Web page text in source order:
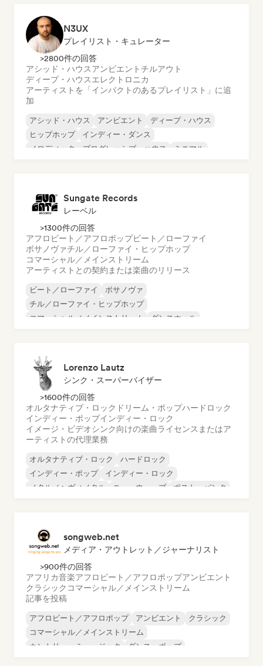
N3UX
プレイリスト・キュレーター
>2800件の回答
アシッド・ハウスアンビエント チルアウト
ディープ・ハウスエレクトロニカ
アーティストを「インパクトのあるプレイリスト」に追
加
アシッド・ハウス アンビエント
ディープ・ハウス
ヒップホップ
インディー・ダンス
メロディック・プログレッシブ・ハウス
ミニマル
Sungate Records
レーベル
>1300件の回答
アフロビート／アフロポップビート／ローファイ
ボサノヴァチル／ローファイ・ヒップホップ
コマーシャル／メインストリーム
アーティストとの契約または楽曲のリリース
ビート／ローファイ
ボサノヴァ
チル／ローファイ・ヒップホップ
コマーシャル／メインストリーム
ダンスホール
Lorenzo Lautz
シンク・スーパーバイザー
>1600件の回答
オルタナティブ・ロック ドリーム・ポップハードロック
インディー・ポップインディー・ロック
イメージ・ビデオシンク向けの楽曲ライセンスまたはア
ーティストの代理業務
オルタナティブ・ロック
ハードロック
インディー・ポップ
インディー・ロック
メタル／ヘヴィメタル
ニューウェーブ
ポスト・パンク
songweb.net
メディア・アウトレット／ジャーナリスト
>900件の回答
アフリカ音楽アフロビート／アフロポップアンビエント
クラシック コマーシャル／メインストリーム
記事を投稿
アフロビート／アフロポップ アンビエント
クラシック
コマーシャル／メインストリーム
カントリー・ミュージック
ダンス・ポップ